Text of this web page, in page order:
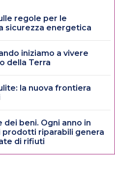
regole per le
sicurezza energetica
iniziamo a vivere
della Terra
la nuova frontiera
beni. Ogni anno in
prodotti riparabili genera
di rifiuti